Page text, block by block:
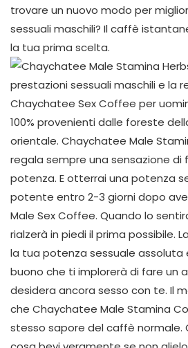
trovare un nuovo modo per
sessuali maschili? Il caffè
la tua prima scelta.
Chaychatee Sex Coffee per
100% provenienti dalle foreste
orientale. Chaychatee Male
regala sempre una sensazione di
potenza. E otterrai una potenza
potente entro 2-3 giorni dopo
Male Sex Coffee. Quando lo
rialzerà in piedi il prima possibile.
la tua potenza sessuale assoluta
buono che ti implorerà di fare un
desidera ancora sesso con te. Il
che Chaychatee Male Stamina
stesso sapore del caffè normale.